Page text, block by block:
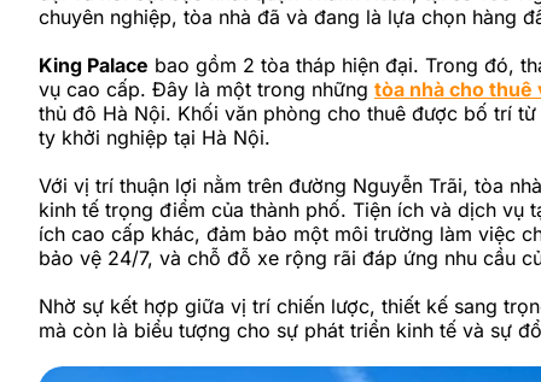
chuyên nghiệp, tòa nhà đã và đang là lựa chọn hàng
King Palace bao gồm 2 tòa tháp hiện đại. Trong đó,
vụ cao cấp. Đây là một trong những tòa nhà cho thuê
thủ đô Hà Nội. Khối văn phòng cho thuê được bố trí
ty khởi nghiệp tại Hà Nội.
Với vị trí thuận lợi nằm trên đường Nguyễn Trãi, tòa
kinh tế trọng điểm của thành phố. Tiện ích và dịch vụ
ích cao cấp khác, đảm bảo một môi trường làm việc
bảo vệ 24/7, và chỗ đỗ xe rộng rãi đáp ứng nhu cầu
Nhờ sự kết hợp giữa vị trí chiến lược, thiết kế sang
mà còn là biểu tượng cho sự phát triển kinh tế và sự